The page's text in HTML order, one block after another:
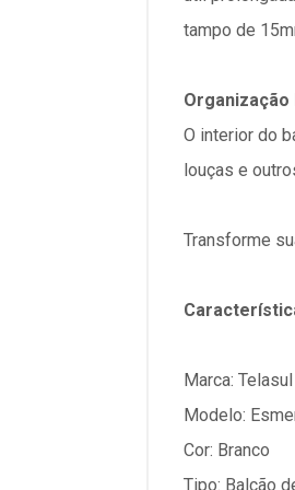
tampo de
O interior do
louças e
Transforme
Marca: Telasul
Modelo:
Cor: Branco
Tipo: Balcão